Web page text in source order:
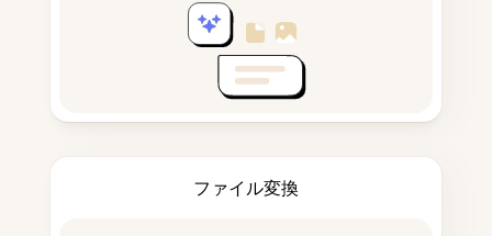
ファイル変換